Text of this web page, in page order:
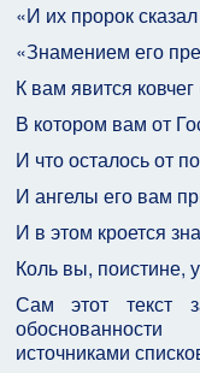
«И их пророк
«Знамением его
К вам явится
В котором вам от
И что осталось от
И ангелы его вам
И в этом кроется
Коль вы, поистине,
Сам этот текст
источниками